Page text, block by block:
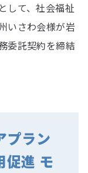
して、社会福祉
いさわ会様が岩
委託契約を締結
プラン
促進 モ